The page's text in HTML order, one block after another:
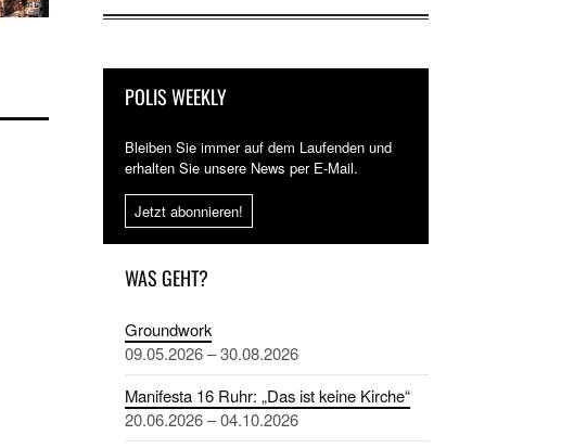
POLIS WEEKLY
Bleiben Sie immer auf dem Laufenden und
erhalten Sie unsere News per E-Mail.
Jetzt abonnieren!
WAS GEHT?
Groundwork
09.05.2026 – 30.08.2026
Manifesta 16 Ruhr: „Das ist keine Kirche“
20.06.2026 – 04.10.2026